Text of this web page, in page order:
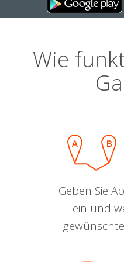
Wie
Geben Sie
ein und